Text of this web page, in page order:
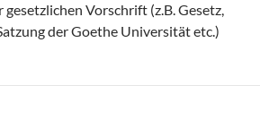
Vorschrift (z.B. Gesetz,
der Goethe Universität etc.)